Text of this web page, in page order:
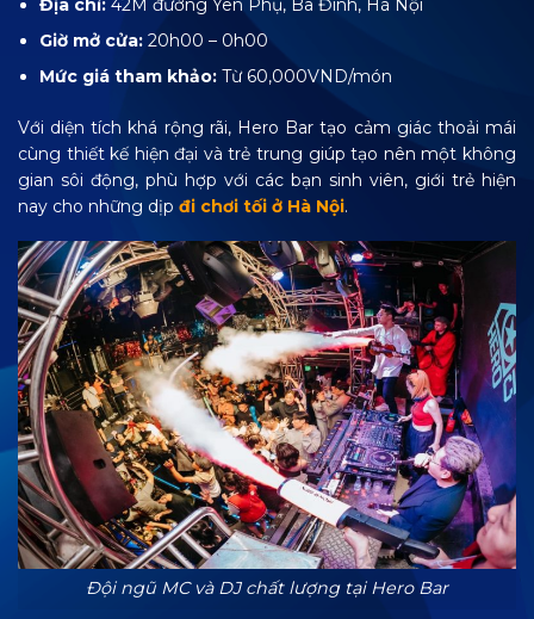
Giờ mở cửa: 20h00 – 0h00
Mức giá tham khảo:Từ 60,000VND/món
Với diện tích khá rộng rãi, Hero Bar tạo cảm giác thoải mái
cùng thiết kế hiện đại và trẻ trung giúp tạo nên một không
gian sôi động, phù hợp với các bạn sinh viên, giới trẻ hiện
nay cho những dịp đi chơi tối ở Hà Nội.
Đội ngũ MC và DJ chất lượng tại Hero Bar